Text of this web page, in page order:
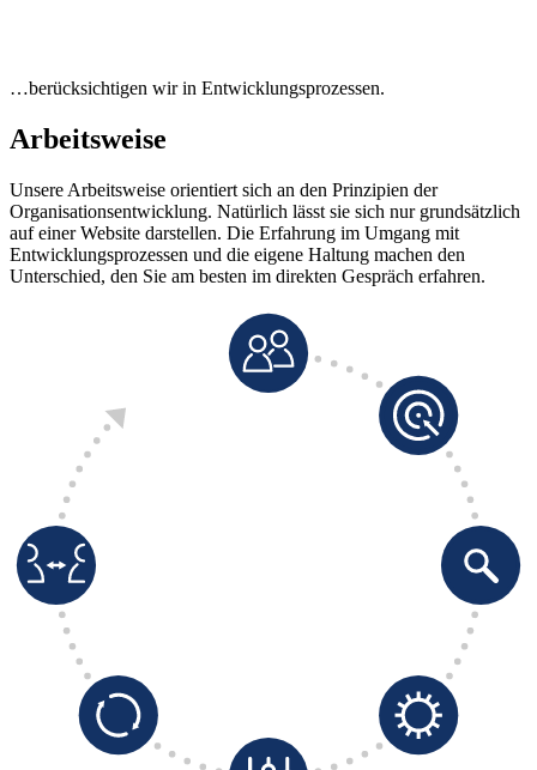
…berücksichtigen wir in Entwicklungsprozessen.
Arbeitsweise
Unsere Arbeitsweise orientiert sich an den Prinzipien der
Organisationsentwicklung. Natürlich lässt sie sich nur grundsätzlich
auf einer Website darstellen. Die Erfahrung im Umgang mit
Entwicklungsprozessen und die eigene Haltung machen den
Unterschied, den Sie am besten im direkten Gespräch erfahren.